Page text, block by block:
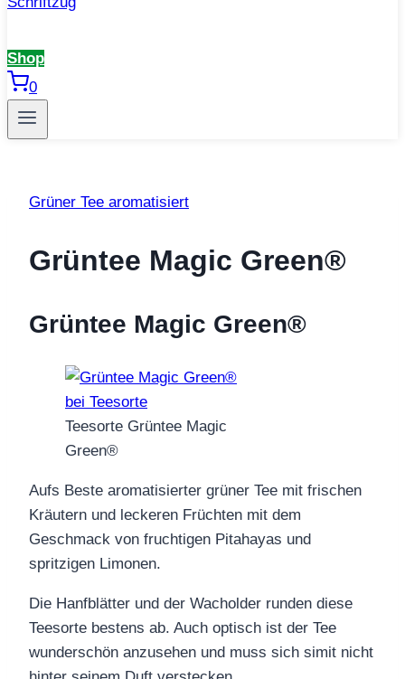
Shop
0
Grüner Tee aromatisiert
Grüntee Magic Green®
Grüntee Magic Green®
Teesorte Grüntee Magic
Green®
Aufs Beste aromatisierter grüner Tee mit frischen
Kräutern und leckeren Früchten mit dem
Geschmack von fruchtigen Pitahayas und
spritzigen Limonen.
Die Hanfblätter und der Wacholder runden diese
Teesorte bestens ab. Auch optisch ist der Tee
wunderschön anzusehen und muss sich simit nicht